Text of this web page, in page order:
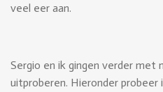
veel eer aan.
Sergio en ik gingen verder met
uitproberen. Hieronder probeer